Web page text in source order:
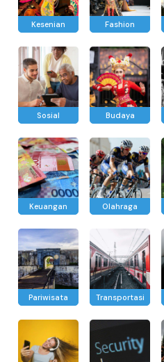
Kesenian Fashion
Sosial Budaya
Keuangan Olahraga
Pariwisata Transportasi